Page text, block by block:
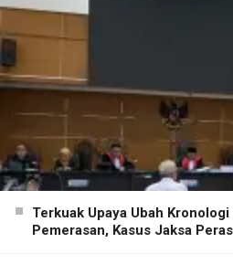
Terkuak Upaya Ubah
Pemerasan, Kasus Jaksa